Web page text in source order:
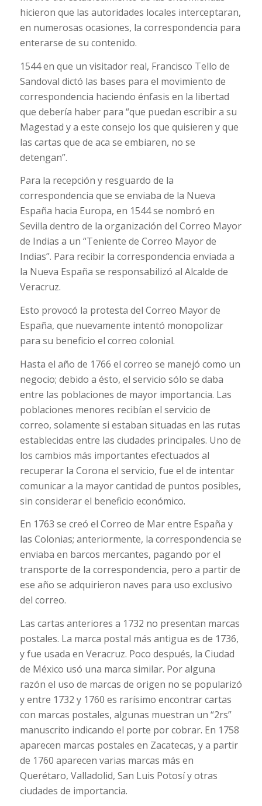
hicieron que las autoridades locales interceptaran,
en numerosas ocasiones, la correspondencia para
enterarse de su contenido.
1544 en que un visitador real, Francisco Tello de
Sandoval dictó las bases para el movimiento de
correspondencia haciendo énfasis en la libertad
que debería haber para “que puedan escribir a su
Magestad y a este consejo los que quisieren y que
las cartas que de aca se embiaren, no se
detengan”.
Para la recepción y resguardo de la
correspondencia que se enviaba de la Nueva
España hacia Europa, en 1544 se nombró en
Sevilla dentro de la organización del Correo Mayor
de Indias a un “Teniente de Correo Mayor de
Indias”. Para recibir la correspondencia enviada a
la Nueva España se responsabilizó al Alcalde de
Veracruz.
Esto provocó la protesta del Correo Mayor de
España, que nuevamente intentó monopolizar
para su beneficio el correo colonial.
Hasta el año de 1766 el correo se manejó como un
negocio; debido a ésto, el servicio sólo se daba
entre las poblaciones de mayor importancia. Las
poblaciones menores recibían el servicio de
correo, solamente si estaban situadas en las rutas
establecidas entre las ciudades principales. Uno de
los cambios más importantes efectuados al
recuperar la Corona el servicio, fue el de intentar
comunicar a la mayor cantidad de puntos posibles,
sin considerar el beneficio económico.
En 1763 se creó el Correo de Mar entre España y
las Colonias; anteriormente, la correspondencia se
enviaba en barcos mercantes, pagando por el
transporte de la correspondencia, pero a partir de
ese año se adquirieron naves para uso exclusivo
del correo.
Las cartas anteriores a 1732 no presentan marcas
postales. La marca postal más antigua es de 1736,
y fue usada en Veracruz. Poco después, la Ciudad
de México usó una marca similar. Por alguna
razón el uso de marcas de origen no se popularizó
y entre 1732 y 1760 es rarísimo encontrar cartas
con marcas postales, algunas muestran un “2rs”
manuscrito indicando el porte por cobrar. En 1758
aparecen marcas postales en Zacatecas, y a partir
de 1760 aparecen varias marcas más en
Querétaro, Valladolid, San Luis Potosí y otras
ciudades de importancia.